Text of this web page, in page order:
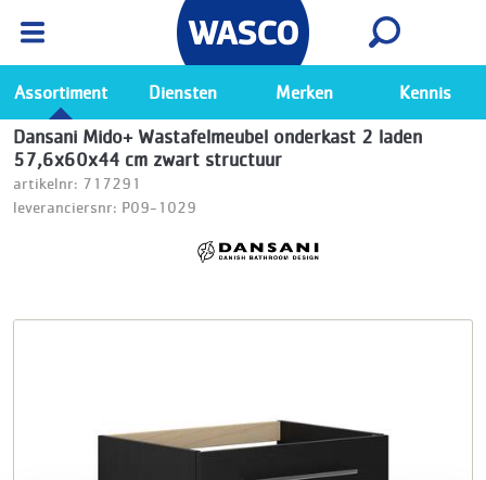
Ga naar de Wasco app
Bekijk
Assortiment Diensten Merken Kennis
Dansani Mido+ Wastafelmeubel onderkast 2 laden
57,6x60x44 cm zwart structuur
artikelnr: 717291
leveranciersnr: P09-1029